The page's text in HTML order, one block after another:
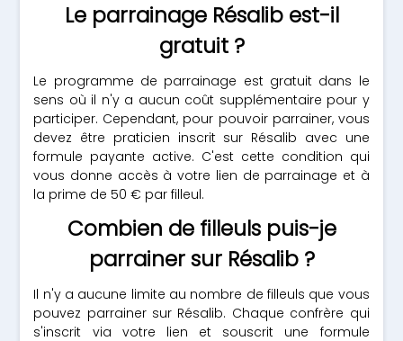
Le parrainage Résalib est-il
gratuit ?
Le programme de parrainage est gratuit dans le
sens où il n'y a aucun coût supplémentaire pour y
participer. Cependant, pour pouvoir parrainer, vous
devez être praticien inscrit sur Résalib avec une
formule payante active. C'est cette condition qui
vous donne accès à votre lien de parrainage et à
la prime de 50 € par filleul.
Combien de filleuls puis-je
parrainer sur Résalib ?
Il n'y a aucune limite au nombre de filleuls que vous
pouvez parrainer sur Résalib. Chaque confrère qui
s'inscrit via votre lien et souscrit une formule